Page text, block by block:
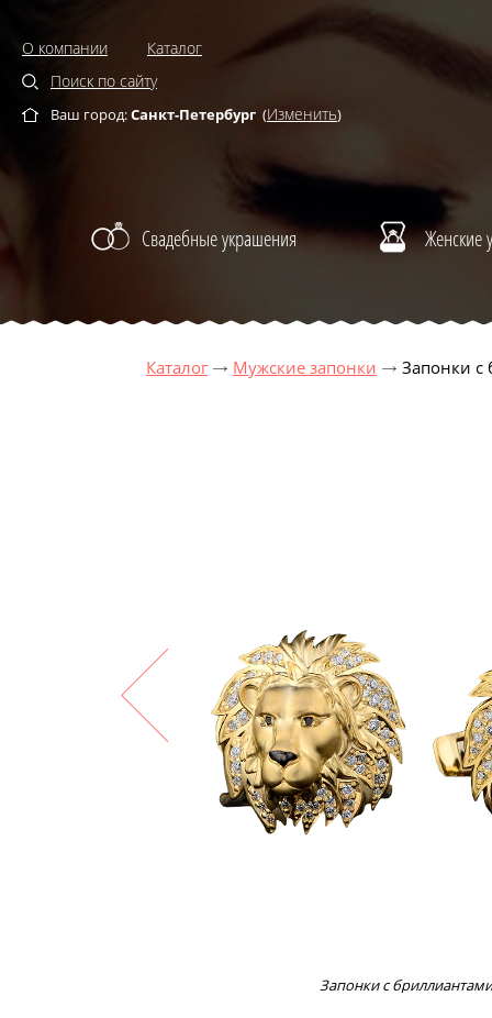
О компании
Каталог
Поиск по сайту
Ваш город:Санкт-Петербург (Изменить)
Свадебные украшения Женские
Каталог Мужские запонки Запонки с
Запонки с